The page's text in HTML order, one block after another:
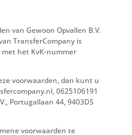
van Gewoon Opvallen B.V.
TransferCompany is
met het KvK-nummer
voorwaarden, dan kunt u
0625106191
Portugallaan 44, 9403DS
voorwaarden te